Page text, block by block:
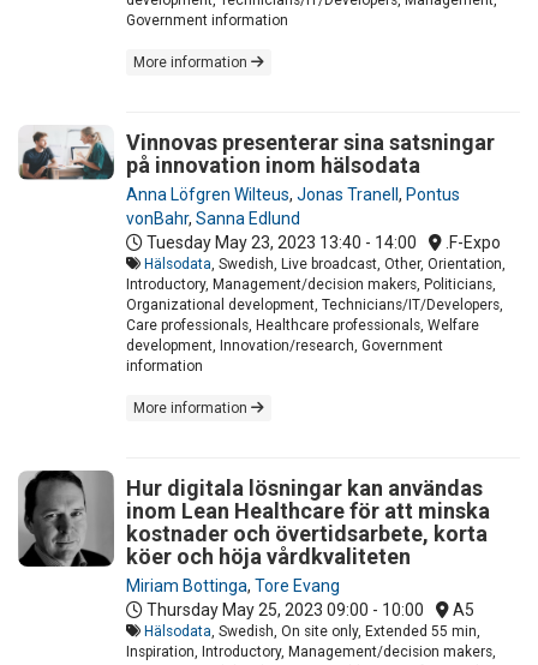
Government information
More information
Vinnovas presenterar sina satsningar
på innovation inom hälsodata
Anna Löfgren Wilteus, Jonas Tranell , Pontus
vonBahr, Sanna Edlund
Tuesday May 23, 2023 13:40 - 14:00 .F-Expo
Hälsodata , Swedish, Live broadcast, Other, Orientation,
Introductory, Management/decision makers, Politicians,
Organizational development, Technicians/IT/Developers,
Care professionals, Healthcare professionals, Welfare
development, Innovation/research, Government
information
More information
Hur digitala lösningar kan användas
inom Lean Healthcare för att minska
kostnader och övertidsarbete, korta
köer och höja vårdkvaliteten
Miriam Bottinga, Tore Evang
Thursday May 25, 2023 09:00 - 10:00 A5
Hälsodata , Swedish, On site only, Extended 55 min,
Inspiration, Introductory, Management/decision makers,